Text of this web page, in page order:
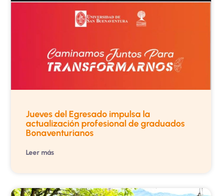
Jueves del Egresado impulsa la
actualización profesional de graduados
Bonaventurianos
Leer más